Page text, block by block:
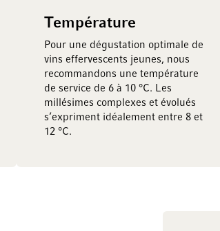
Température
Pour une dégustation optimale de
vins effervescents jeunes, nous
recommandons une température
de service de 6 à 10 °C. Les
millésimes complexes et évolués
s’expriment idéalement entre 8 et
12 °C.